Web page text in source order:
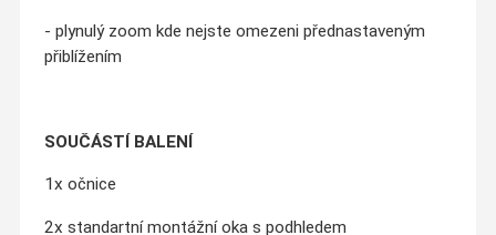
- plynulý zoom kde nejste omezeni přednastaveným
přiblížením
SOUČÁSTÍ BALENÍ
1x očnice
2x standartní montážní oka s podhledem